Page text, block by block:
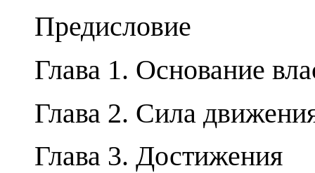
Предисловие
Глава 1. Основание
Глава 2. Сила
Глава 3. Достижения